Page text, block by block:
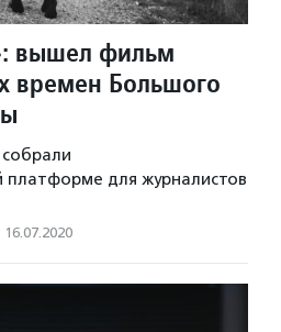
вышел фильм
времен Большого
платформе для журналистов
16.07.2020